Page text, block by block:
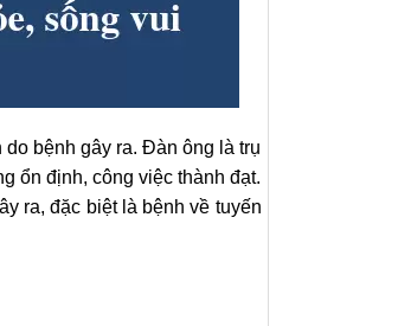
bệnh gây ra. Đàn ông là trụ
ổn định, công việc thành đạt.
ra, đặc biệt là bệnh về tuyến